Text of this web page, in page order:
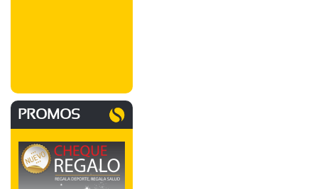
PROMOS